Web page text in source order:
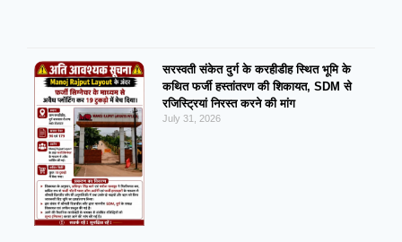
सरस्वती संकेत दुर्ग के करहीडीह स्थित भूमि के
कथित फर्जी हस्तांतरण की शिकायत, SDM से
रजिस्ट्रियां निरस्त करने की मांग
July 31, 2026